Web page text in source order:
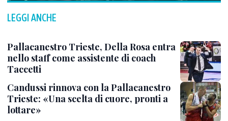
LEGGI ANCHE
Pallacanestro Trieste, Della Rosa entra
nello staff come assistente di coach
Taccetti
Candussi rinnova con la Pallacanestro
Trieste: «Una scelta di cuore, pronti a
lottare»